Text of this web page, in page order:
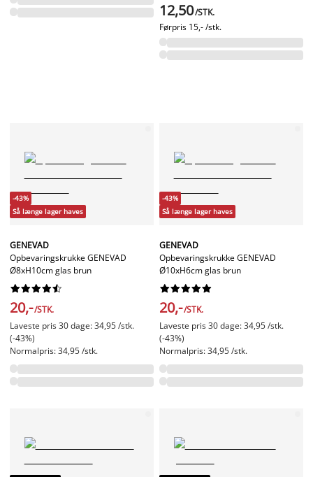
12,50/STK.
Førpris 15,- /stk.
-43%
Så længe lager haves
GENEVAD
Opbevaringskrukke GENEVAD
Ø8xH10cm glas brun






20,-/STK.
Laveste pris 30 dage: 34,95 /stk.
(-43%)
Normalpris: 34,95 /stk.
-43%
Så længe lager haves
GENEVAD
Opbevaringskrukke GENEVAD
Ø10xH6cm glas brun






20,-/STK.
Laveste pris 30 dage: 34,95 /stk.
(-43%)
Normalpris: 34,95 /stk.